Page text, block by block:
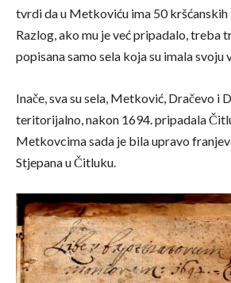
tvrdi da u Metkoviću ima 50 kršćanskih
Razlog, ako mu je već pripadalo, treba
popisana samo sela koja su imala svoju
Inače, sva su sela, Metković, Dračevo i
teritorijalno, nakon 1694. pripadala
Metkovcima sada je bila upravo
Stjepana u Čitluku.